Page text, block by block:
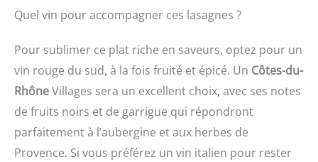
Quel vin pour accompagner ces lasagnes ?
Pour sublimer ce plat riche en saveurs, optez pour un
vin rouge du sud, à la fois fruité et épicé. Un Côtes-du-
RhôneVillages sera un excellent choix, avec ses notes
de fruits noirs et de garrigue qui répondront
parfaitement à l’aubergine et aux herbes de
Provence. Si vous préférez un vin italien pour rester